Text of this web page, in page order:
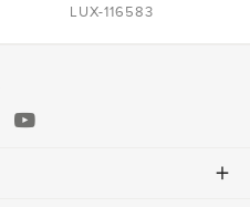
LUX-116583